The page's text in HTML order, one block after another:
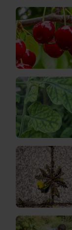
de
bactéries,
d’infections
fongiques
ou
de
nématodes.
Un
traitement
adapté
commence
par
un...